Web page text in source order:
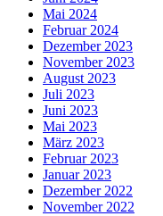
Mai 2024
Februar 2024
Dezember 2023
November 2023
August 2023
Juli 2023
Juni 2023
Mai 2023
März 2023
Februar 2023
Januar 2023
Dezember 2022
November 2022